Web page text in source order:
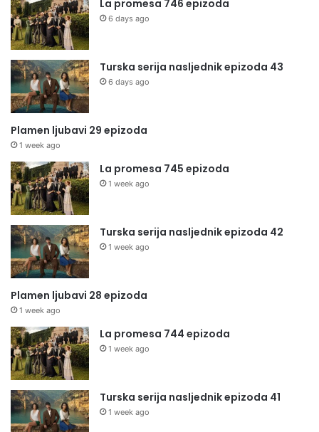
La promesa 746 epizoda
6 days ago
Turska serija nasljednik epizoda 43
6 days ago
Plamen ljubavi 29 epizoda
1 week ago
La promesa 745 epizoda
1 week ago
Turska serija nasljednik epizoda 42
1 week ago
Plamen ljubavi 28 epizoda
1 week ago
La promesa 744 epizoda
1 week ago
Turska serija nasljednik epizoda 41
1 week ago